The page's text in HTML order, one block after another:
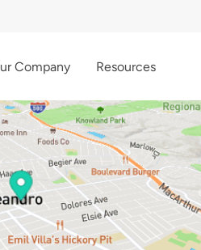
Company Resources